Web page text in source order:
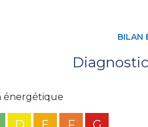
énergétique
Agent commercial
sur les risques auxquels ce
BILAN
énergétique